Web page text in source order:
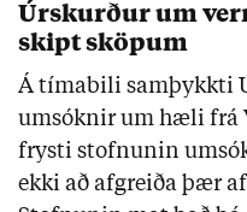
Úrskurður um
skipt sköpum
Á tímabili samþykkti
umsóknir um hæli frá
frysti stofnunin
ekki að afgreiða þær